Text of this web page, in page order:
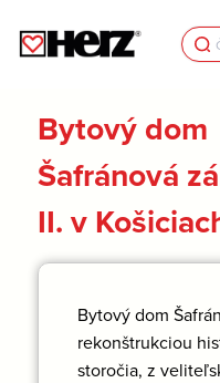
for:
Bytový dom
Šafránová
II. v
Bytový dom
rekonštrukciou
storočia, z